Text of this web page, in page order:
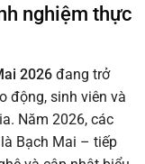
nghiệm thực
2026 đang trở
động, sinh viên và
Năm 2026, các
Bạch Mai – tiếp